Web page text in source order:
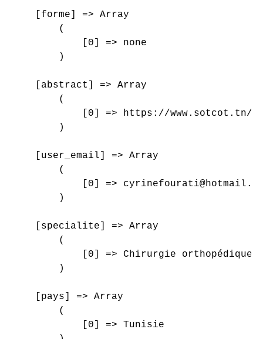
    [forme] => Array
        (
            [0] => none
        )
    [abstract] => Array
        (
[0] => https://www.sotcot.tn/
        )
    [user_email] => Array
        (
[0] =>
        )
    [specialite] => Array
        (
[0] => Chirurgie orthopédique
        )
    [pays] => Array
        (
            [0] => Tunisie